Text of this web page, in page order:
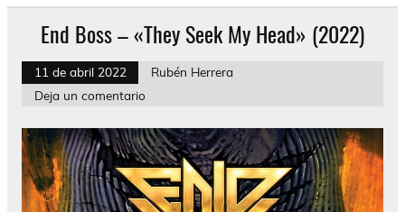
End Boss – «They Seek My Head» (2022)
11 de abril 2022
Rubén Herrera
Deja un comentario